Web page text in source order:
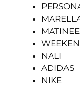
MATINEE
NALI
ADIDAS
NIKE